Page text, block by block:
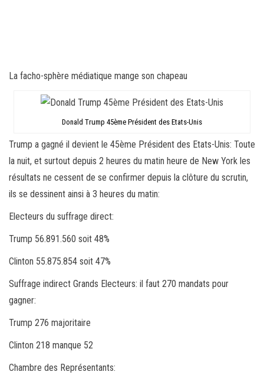
La facho-sphère médiatique mange son chapeau
Donald Trump 45ème Président des Etats-Unis
Trump a gagné il devient le 45ème Président des Etats-Unis: Toute
la nuit, et surtout depuis 2 heures du matin heure de New York les
résultats ne cessent de se confirmer depuis la clôture du scrutin,
ils se dessinent ainsi à 3 heures du matin:
Electeurs du suffrage direct:
Trump 56.891.560 soit 48%
Clinton 55.875.854 soit 47%
Suffrage indirect Grands Electeurs: il faut 270 mandats pour
gagner:
Trump 276 majoritaire
Clinton 218 manque 52
Chambre des Représentants: